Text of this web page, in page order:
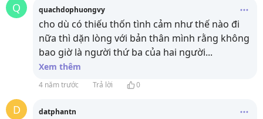
Q quachdophuongvy
cho dù có thiếu thốn tình cảm như thế nào đi
nữa thì dặn lòng với bản thân mình rằng không
bao giờ là người thứ ba của hai người...
Xem thêm
4 năm trước Trả lời 0
D datphantn